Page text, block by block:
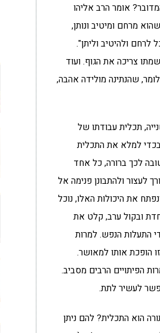
אומר הרב אליהו
מרחם ומיטיב ונותן,
ולהיטיב וליתן".
צריכה את הגוף. ועוד
שהנתינה מולידה אהבה,
תכלית עבודתו של
למלא את התכלית
לכך ברורה, כל אחד
לעצור ולהתבונן פנימה אל
את היכולות האלו, נוכל
ובקול ערב, קלט את
התעלות הנפש. למרות
הופכת אותו למאושר.
הפיתויים הרבים מסביב.
לעשיר לתת.
הוא התכלית? להם ניתן